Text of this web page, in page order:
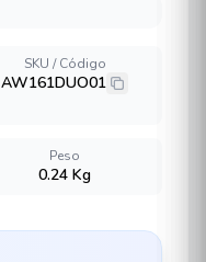
SKU / Código
AW161DUO01
Peso
0.24 Kg